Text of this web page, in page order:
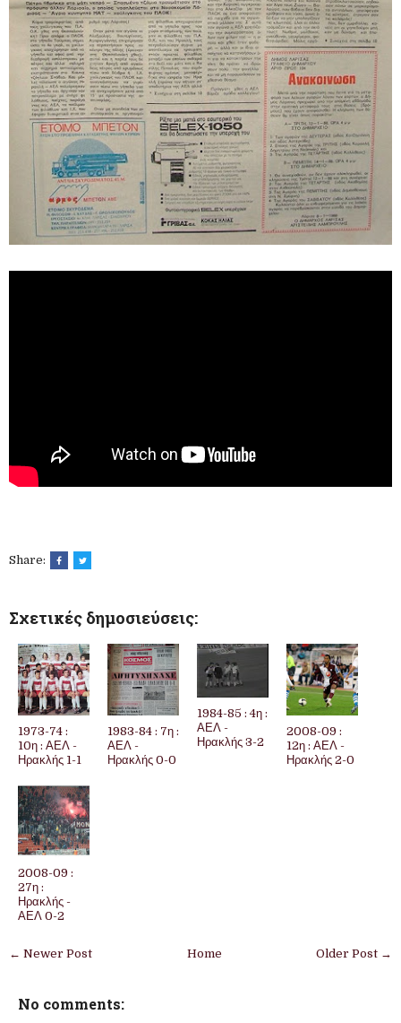
Share:
Σχετικές δημοσιεύσεις:
1973-74 :
10η : ΑΕΛ -
Ηρακλής 1-1
1983-84 : 7η :
ΑΕΛ -
Ηρακλής 0-0
1984-85 : 4η :
ΑΕΛ -
Ηρακλής 3-2
2008-09 :
12η : ΑΕΛ -
Ηρακλής 2-0
2008-09 :
27η :
Ηρακλής -
ΑΕΛ 0-2
← Newer Post Older Post →
Home
No comments: